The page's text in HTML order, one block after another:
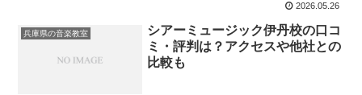
2026.05.26
兵庫県の音楽教室
シアーミュージック伊丹校の口コ
ミ・評判は？アクセスや他社との
比較も